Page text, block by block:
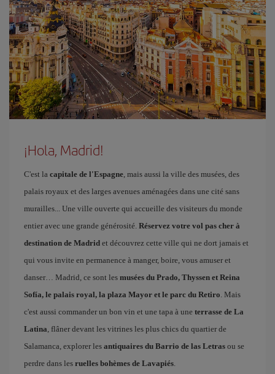
¡Hola, Madrid!
C'est la capitale de l'Espagne, mais aussi la ville des musées, des
palais royaux et des larges avenues aménagées dans une cité sans
murailles... Une ville ouverte qui accueille des visiteurs du monde
entier avec une grande générosité. Réservez votre vol pas cher à
destination de Madrid et découvrez cette ville qui ne dort jamais et
qui vous invite en permanence à manger, boire, vous amuser et
danser… Madrid, ce sont les musées du Prado, Thyssen et Reina
Sofía, le palais royal, la plaza Mayor et le parc du Retiro. Mais
c'est aussi commander un bon vin et une tapa à une terrasse de La
Latina, flâner devant les vitrines les plus chics du quartier de
Salamanca, explorer les antiquaires du Barrio de las Letras ou se
perdre dans les ruelles bohèmes de Lavapiés.